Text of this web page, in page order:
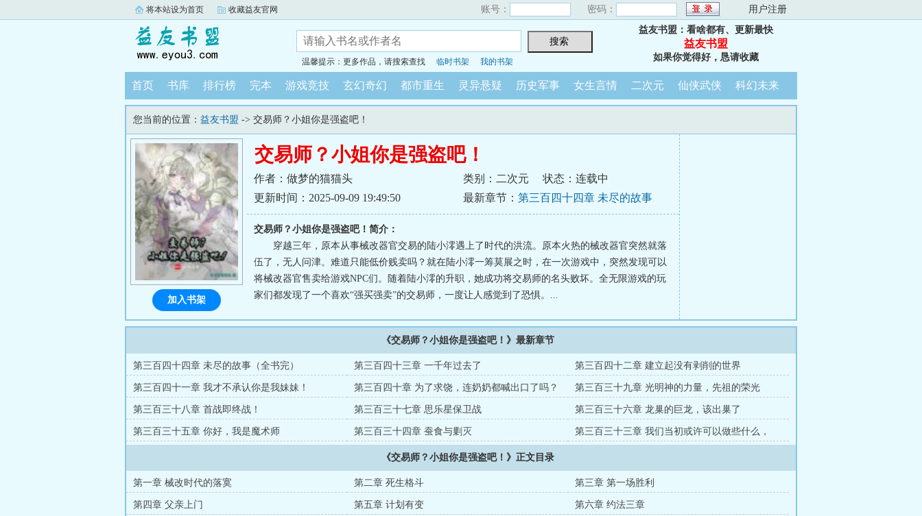
将本站设为首页 收藏益友官网 账号： 密码： 用户注册
温馨提示：更多作品，请搜索查找 临时书架 我的书架
益友书盟：看啥都有、更新最快
益友书盟
如果你觉得好，恳请收藏
首页 书库 排行榜 完本 游戏竞技 玄幻奇幻 都市重生 灵异悬疑 历史军事 女生言情 二次元 仙侠武侠 科幻未来
您当前的位置： 益友书盟 -> 交易师？小姐你是强盗吧！
交易师？小姐你是强盗吧！
作者：做梦的猫猫头 类别：二次元
状态：连载中
更新时间：2025-09-09 19:49:50
最新章节： 第三百四十四章 未尽的故事
（全书完）
交易师？小姐你是强盗吧！简介：
穿越三年，原本从事械改器官交易的陆小澪遇上了时代的洪流。原本火热的械改器官突然就落
伍了，无人问津。难道只能低价贱卖吗？就在陆小澪一筹莫展之时，在一次游戏中，突然发现可以
将械改器官售卖给游戏NPC们。随着陆小澪的升职，她成功将交易师的名头败坏。全无限游戏的玩
家们都发现了一个喜欢“强买强卖”的交易师，一度让人感觉到了恐惧。...
加入书架
《交易师？小姐你是强盗吧！》最新章节
第三百四十四章 未尽的故事（全书完） 第三百四十三章 一千年过去了 第三百四十二章 建立起没有剥削的世界
第三百四十一章 我才不承认你是我妹妹！ 第三百四十章 为了求饶，连奶奶都喊出口了吗？ 第三百三十九章 光明神的力量，先祖的荣光
第三百三十八章 首战即终战！ 第三百三十七章 思乐星保卫战 第三百三十六章 龙巢的巨龙，该出巢了
第三百三十五章 你好，我是魔术师 第三百三十四章 蚕食与剿灭
第三百三十三章 我们当初或许可以做些什么，
《交易师？小姐你是强盗吧！》正文目录
第一章 械改时代的落寞 第二章 死生格斗 第三章 第一场胜利
第四章 父亲上门 第五章 计划有变 第六章 约法三章